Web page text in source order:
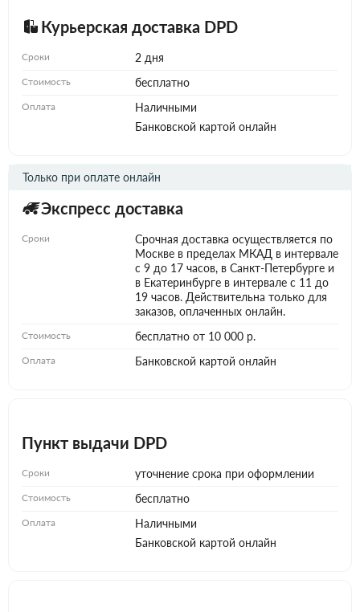
Курьерская доставка DPD
Сроки 2 дня
Стоимость бесплатно
Оплата
Наличными
Банковской картой онлайн
Экспресс доставка
Только при оплате онлайн
Сроки
Срочная доставка осуществляется по
Москве в пределах МКАД в интервале
с 9 до 17 часов, в Санкт-Петербурге и
в Екатеринбурге в интервале с 11 до
19 часов. Действительна только для
заказов, оплаченных онлайн.
Стоимость бесплатно от 10 000 р.
Оплата Банковской картой онлайн
Пункт выдачи DPD
Сроки уточнение срока при оформлении
Стоимость бесплатно
Оплата
Наличными
Банковской картой онлайн